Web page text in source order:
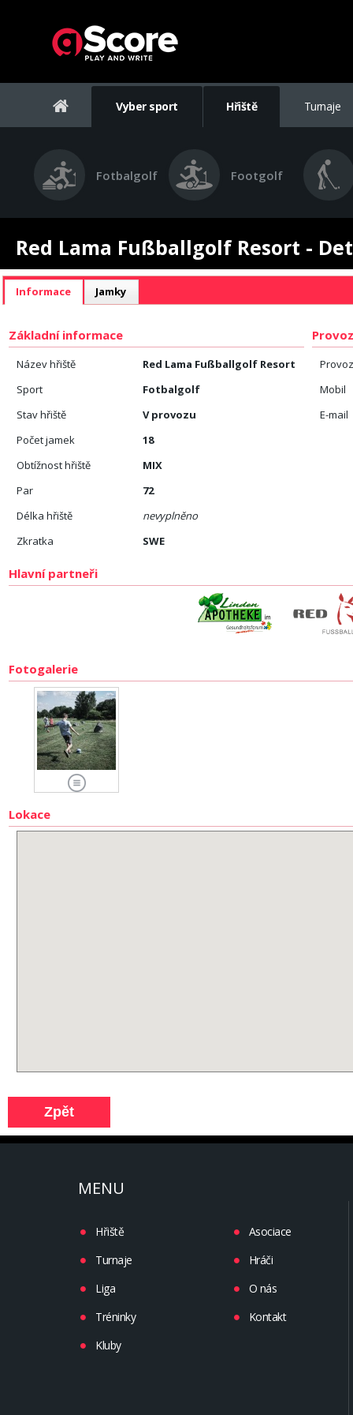
Vyber sport Hřiště Turnaje
Fotbalgolf Footgolf
Red Lama Fußballgolf Resort -
Informace Jamky
Základní informace
Název hřiště
Red Lama Fußballgolf Resort
Sport
Fotbalgolf
Stav hřiště
V provozu
Počet jamek
18
Obtížnost hřiště
MIX
Par
72
Délka hřiště
nevyplněno
Zkratka
SWE
Mobil
E-mail
Hlavní partneři
Fotogalerie
Lokace
MENU
Hřiště
Turnaje
Liga
Tréninky
Kluby
Asociace
Hráči
O nás
Kontakt